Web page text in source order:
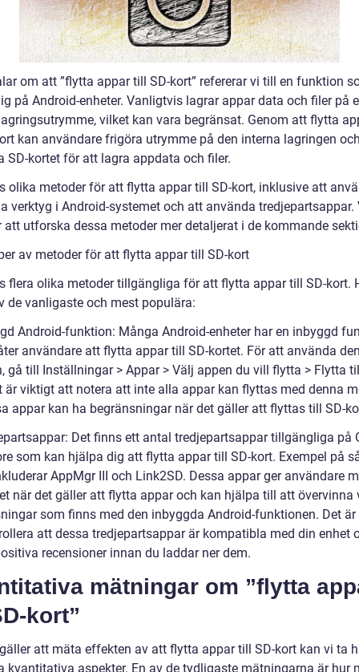
om att ”flytta appar till SD-kort” refererar vi till en funktion
på Android-enheter. Vanligtvis lagrar appar data och filer på
vilket kan vara begränsat. Genom att flytta
kan användare frigöra utrymme på den interna lagringen
SD-kortet för att lagra appdata och filer.
olika metoder för att flytta appar till SD-kort, inklusive att
verktyg i Android-systemet och att använda tredjepartsappar.
att utforska dessa metoder mer detaljerat i de kommande
av metoder för att flytta appar till SD-kort
flera olika metoder tillgängliga för att flytta appar till SD-kort.
de vanligaste och mest populära:
Android-funktion: Många Android-enheter har en inbyggd
användare att flytta appar till SD-kortet. För att använda
gå till Inställningar > Appar > Välj appen du vill flytta > Flytta
är viktigt att notera att inte alla appar kan flyttas med denna
appar kan ha begränsningar när det gäller att flyttas till SD-
Det finns ett antal tredjepartsappar tillgängliga på
som kan hjälpa dig att flytta appar till SD-kort. Exempel på
AppMgr III och Link2SD. Dessa appar ger användare
när det gäller att flytta appar och kan hjälpa till att övervinna
som finns med den inbyggda Android-funktionen. Det
att dessa tredjepartsappar är kompatibla med din enhet
recensioner innan du laddar ner dem.
mätningar om ”flytta
kort”
att mäta effekten av att flytta appar till SD-kort kan vi ta
kvantitativa aspekter. En av de tydligaste mätningarna är hur